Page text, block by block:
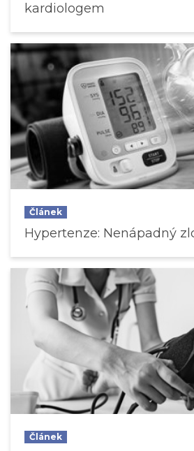
kardiologem
Článek
Hypertenze: Nenápadný
Článek